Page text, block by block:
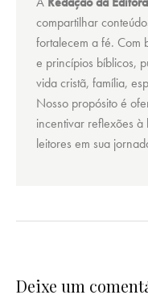
compartilhar
fortalecem a fé. Com
e princípios bíblicos,
vida cristã, família,
Nosso propósito é
incentivar reflexões à
leitores em sua
Deixe um